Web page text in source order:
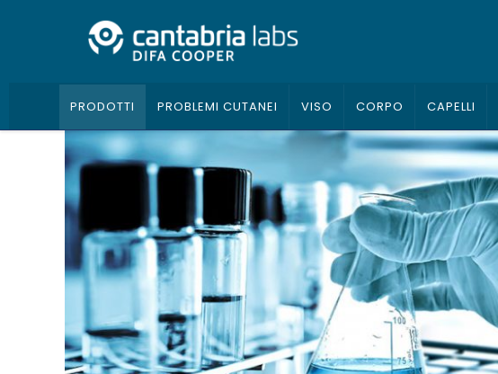
PRODOTTI PROBLEMI CUTANEI VISO CORPO CAPELLI